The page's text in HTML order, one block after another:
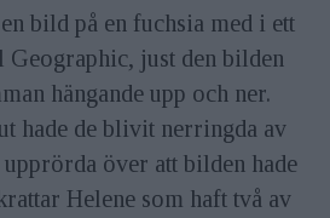
bild på en fuchsia med i ett
just den bilden
hängande upp och ner.
hade de blivit nerringda av
över att bilden hade
Helene som haft två av